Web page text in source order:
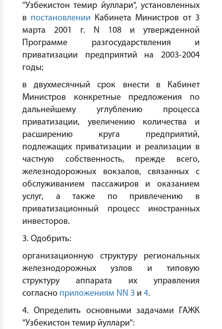
"Узбекистон темир йуллари", установленных
в постановлении Кабинета Министров от 3
марта 2001 г. N 108 и утвержденной
Программе разгосударствления и
приватизации предприятий на 2003-2004
годы;
в двухмесячный срок внести в Кабинет
Министров конкретные предложения по
дальнейшему углублению процесса
приватизации, увеличению количества и
расширению круга предприятий,
подлежащих приватизации и реализации в
частную собственность, прежде всего,
железнодорожных вокзалов, связанных с
обслуживанием пассажиров и оказанием
услуг, а также по привлечению в
приватизационный процесс иностранных
инвесторов.
3. Одобрить:
организационную структуру региональных
железнодорожных узлов и типовую
структуру аппарата их управления
согласно приложениям NN 3 и 4.
4. Определить основными задачами ГАЖК
"Узбекистон темир йуллари":